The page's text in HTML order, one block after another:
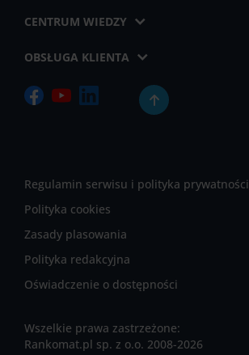
CENTRUM WIEDZY
OBSŁUGA KLIENTA
Regulamin serwisu i polityka prywatności
Polityka cookies
Zasady plasowania
Polityka redakcyjna
Oświadczenie o dostępności
Wszelkie prawa zastrzeżone:
Rankomat.pl sp. z o.o. 2008-2026